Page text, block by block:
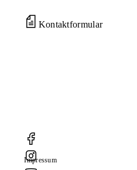
Kontaktformular
Impressum